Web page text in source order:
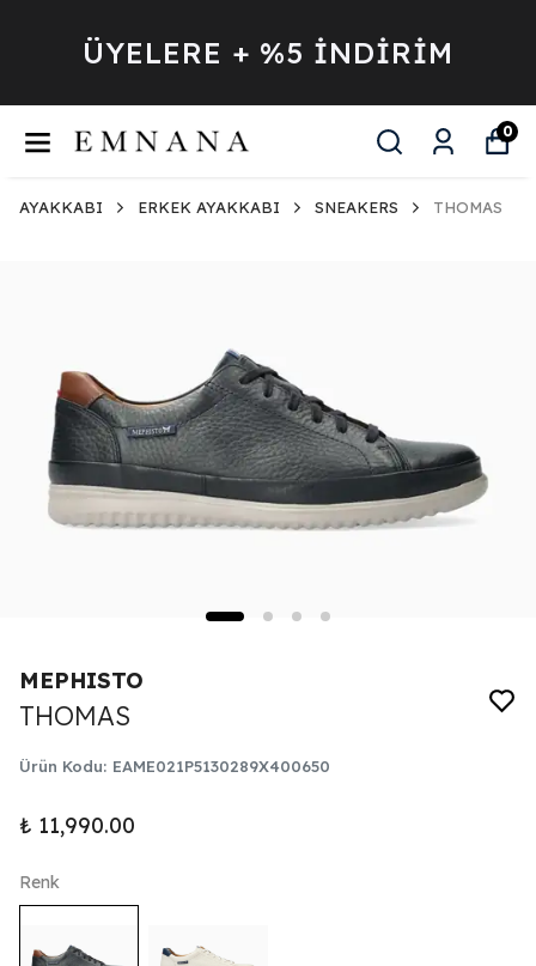
ÜYELERE + %5 İNDİRİM
0
AYAKKABI ERKEK AYAKKABI SNEAKERS THOMAS
MEPHISTO
THOMAS
Ürün Kodu: EAME021P5130289X400650
₺ 11,990.00
Renk